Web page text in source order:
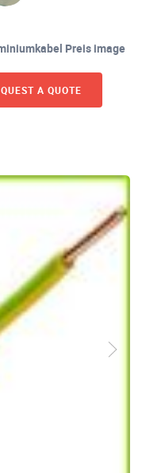
Preis image
A QUOTE